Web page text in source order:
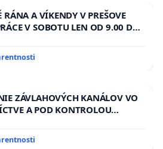
RÁNA A VÍKENDY V PREŠOVE
V SOBOTU LEN OD 9.00 DO
TÝŽDEŇ CIEĽ 8.00 – 18.00
STAVBY C-AREA NA
ZÁVLAHOVÝCH KANÁLOV VO
A POD KONTROLOU
& žiadosť na riešenie
a odvodňovacích